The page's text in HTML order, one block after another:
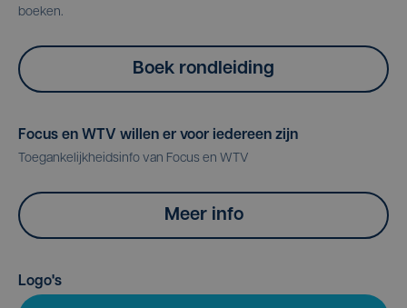
boeken.
Boek rondleiding
Focus en WTV willen er voor iedereen zijn
Toegankelijkheidsinfo van Focus en WTV
Meer info
Logo's